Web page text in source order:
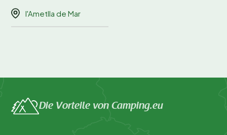
l'Ametlla de Mar
Die Vorteile von Camping.eu